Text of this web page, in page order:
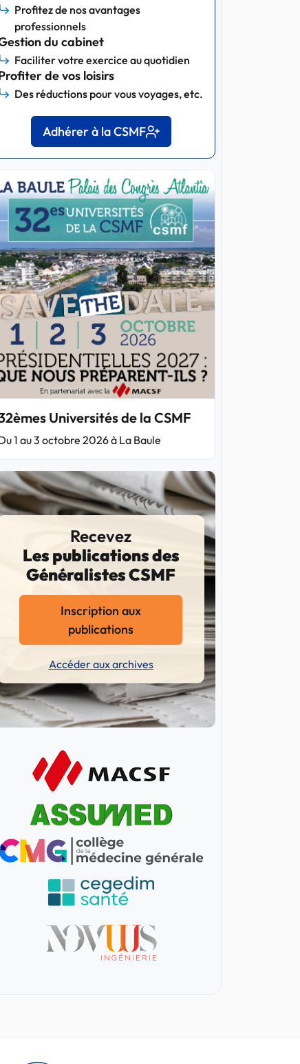
Profitez de nos avantages
professionnels
du cabinet
Faciliter votre exercice au quotidien
de vos loisirs
Des réductions pour vous voyages, etc.
Adhérer à la CSMF
Universités de la CSMF
1 au 3 octobre 2026 à La Baule
Recevez
Les publications des
Généralistes CSMF
Inscription aux
publications
Accéder aux archives